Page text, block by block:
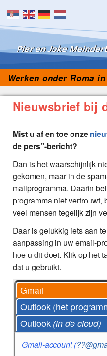
Skip to content
Nieuwsbrief bij
Mist u af en toe onze
de pers”-bericht?
Dan is het waarschijnlijk
gekomen, maar in de
mailprogramma. Daarin
programma niet vertrouwt,
veel mensen tegelijk zijn
Daar is gelukkig iets aan
aanpassing in uw email-
hoe u dit doet. Klik op het
dat u gebruikt.
Gmail
Outlook (het
Outlook (in de cloud)
Gmail-account (
Werken onder Roma